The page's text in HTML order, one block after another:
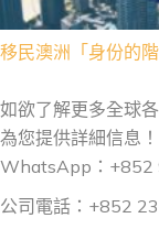
移民澳洲「身份的
如欲了解更多全球
為您提供詳細信息！
WhatsApp：
公司電話：+852